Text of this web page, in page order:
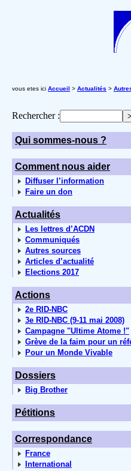
vous etes ici Accueil > Actualités >
Rechercher :
Qui sommes-nous ?
Comment nous aider
Diffuser l’information
Faire un don
Actualités
Les lettres d’ACDN
Communiqués
Autres sources
Articles d’actualité
Elections 2017
Actions
2e RID-NBC
3e RID-NBC (9-11 mai 2008)
Campagne "Ultime Atome !"
Grève de la faim pour un
Pour un Monde Vivable
Dossiers
Big Brother
Pétitions
Correspondance
France
International